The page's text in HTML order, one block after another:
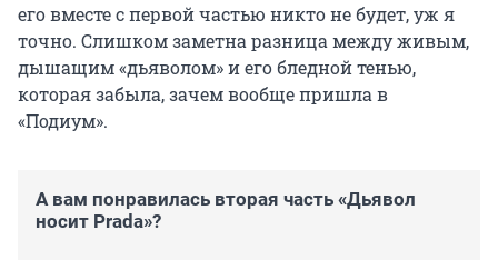
его вместе с первой частью никто не будет, уж я
точно. Слишком заметна разница между живым,
дышащим «дьяволом» и его бледной тенью,
которая забыла, зачем вообще пришла в
«Подиум».
А вам понравилась вторая часть «Дьявол
носит Prada»?